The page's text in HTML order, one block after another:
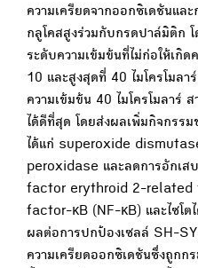
ความเครียดจากออกซิเดชันแล
กลูโคสสูงร่วมกับกรดปาล์มิติก
ระดับความเข้มข้นที่ไม่ก่อให้เกิ
10 และสูงสุดที่ 40 ไมโครโมล
ความเข้มข้น 40 ไมโครโมลาร์
ได้ดีที่สุด โดยส่งผลเพิ่มกิจกรร
ได้แก่ superoxide
peroxidase และลดการอักเ
factor erythroid 2-related
factor-κB (NF-κB) และไซโต
ผลต่อการปกป้องเซลล์ SH-
ความเครียดออกซิเดชันซึ่งถูกก